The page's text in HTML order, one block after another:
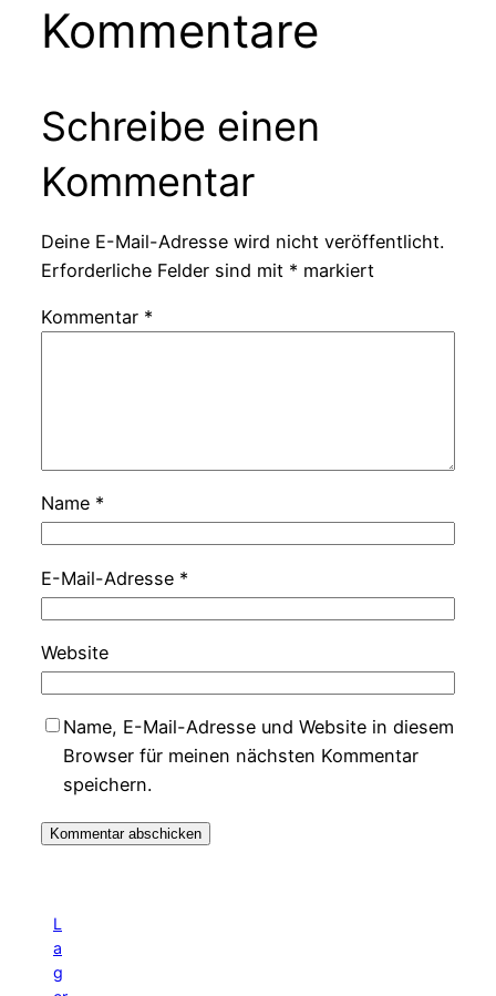
Kommentare
Schreibe einen
Kommentar
Deine E-Mail-Adresse wird nicht veröffentlicht.
Erforderliche Felder sind mit * markiert
Kommentar *
Name *
E-Mail-Adresse *
Website
Name, E-Mail-Adresse und Website in diesem
Browser für meinen nächsten Kommentar
speichern.
L
a
g